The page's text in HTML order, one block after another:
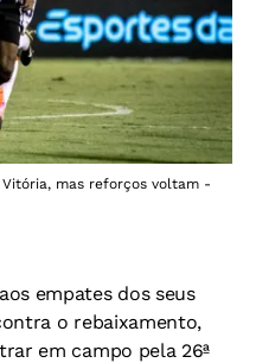
mas reforços voltam -
empates dos seus
o rebaixamento,
em campo pela 26ª